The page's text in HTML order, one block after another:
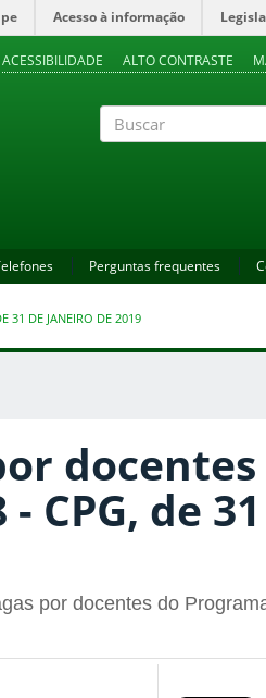
Acesso à informação
ACESSIBILIDADE ALTO CONTRASTE
Perguntas frequentes
31 DE JANEIRO DE 2019
docentes
CPG, de
por docentes do